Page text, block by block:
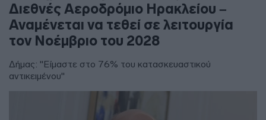
Διεθνές Αεροδρόμιο Ηρακλείου –
Αναμένεται να τεθεί σε λειτουργία
τον Νοέμβριο του 2028
Δήμας: "Είμαστε στο 76% του κατασκευαστικού
αντικειμένου"